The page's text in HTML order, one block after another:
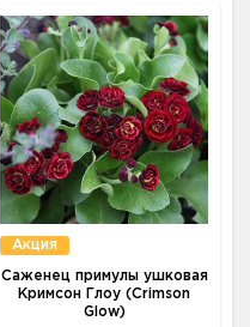
Акция
Саженец примулы ушковая
Кримсон Глоу (Crimson
Glow)